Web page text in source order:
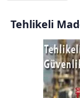
Tehlikeli